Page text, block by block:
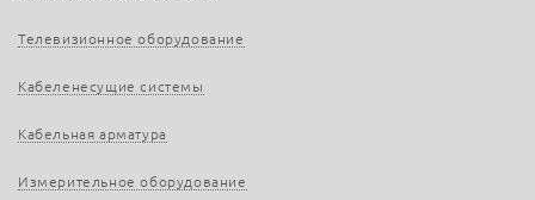
Телевизионное оборудование
Кабеленесущие системы
Кабельная арматура
Измерительное оборудование